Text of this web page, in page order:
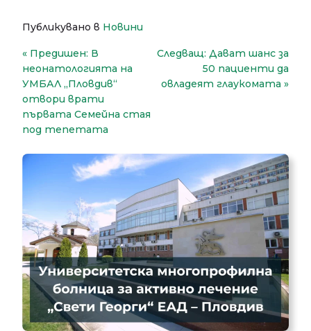
Публикувано в Новини
Навигация
Предишен: В
неонатологията на
УМБАЛ „Пловдив“
отвори врати
първата Семейна стая
под тепетата
Следващ: Дават шанс за
50 пациенти да
овладеят глаукомата